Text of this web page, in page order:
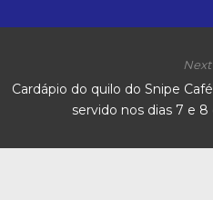
Cardápio do quilo do Snipe
servido nos dias 7 e